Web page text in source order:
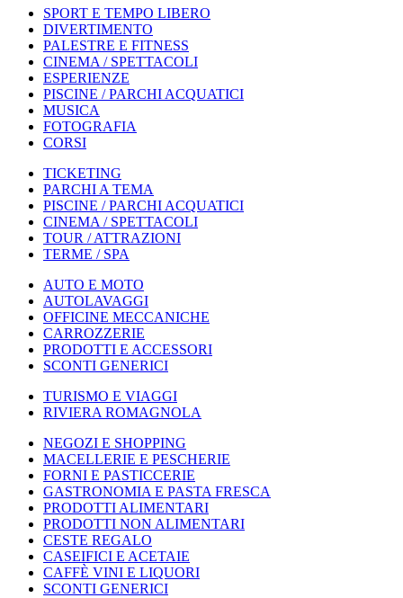
SPORT E TEMPO LIBERO
DIVERTIMENTO
PALESTRE E FITNESS
CINEMA / SPETTACOLI
ESPERIENZE
PISCINE / PARCHI ACQUATICI
MUSICA
FOTOGRAFIA
CORSI
TICKETING
PARCHI A TEMA
PISCINE / PARCHI ACQUATICI
CINEMA / SPETTACOLI
TOUR / ATTRAZIONI
TERME / SPA
AUTO E MOTO
AUTOLAVAGGI
OFFICINE MECCANICHE
CARROZZERIE
PRODOTTI E ACCESSORI
SCONTI GENERICI
TURISMO E VIAGGI
RIVIERA ROMAGNOLA
NEGOZI E SHOPPING
MACELLERIE E PESCHERIE
FORNI E PASTICCERIE
GASTRONOMIA E PASTA FRESCA
PRODOTTI ALIMENTARI
PRODOTTI NON ALIMENTARI
CESTE REGALO
CASEIFICI E ACETAIE
CAFFÈ VINI E LIQUORI
SCONTI GENERICI